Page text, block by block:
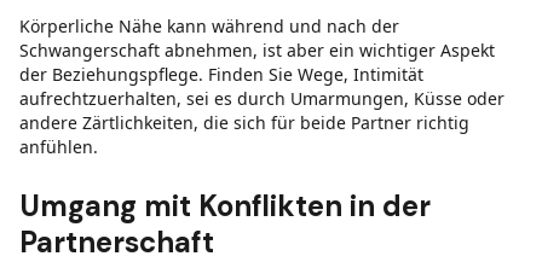
Körperliche Nähe kann während und nach der
Schwangerschaft abnehmen, ist aber ein wichtiger Aspekt
der Beziehungspflege. Finden Sie Wege, Intimität
aufrechtzuerhalten, sei es durch Umarmungen, Küsse oder
andere Zärtlichkeiten, die sich für beide Partner richtig
anfühlen.
Umgang mit Konflikten in der
Partnerschaft